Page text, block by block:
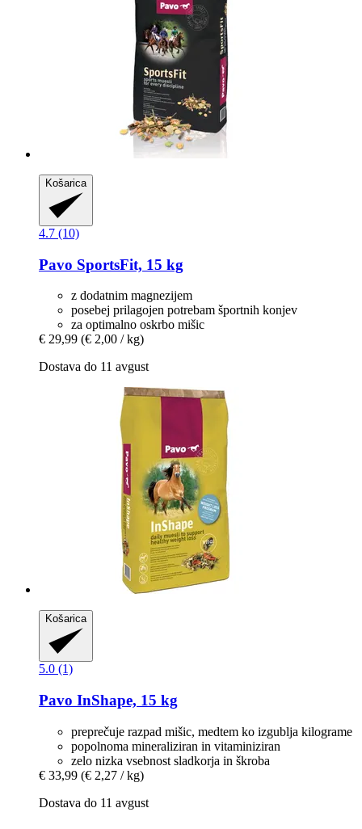
Košarica
4.7 (10)
Pavo SportsFit, 15 kg
z dodatnim magnezijem
posebej prilagojen potrebam športnih konjev
za optimalno oskrbo mišic
€ 29,99 (€ 2,00 / kg)
Dostava do 11 avgust
Košarica
5.0 (1)
Pavo InShape, 15 kg
preprečuje razpad mišic, medtem ko izgublja kilograme
popolnoma mineraliziran in vitaminiziran
zelo nizka vsebnost sladkorja in škroba
€ 33,99 (€ 2,27 / kg)
Dostava do 11 avgust